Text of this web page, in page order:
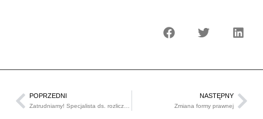
POPRZEDNI
Zatrudniamy! Specjalista ds. rozliczeń projektów unijnych- praca Opole
NASTĘPNY
Zmiana formy prawnej